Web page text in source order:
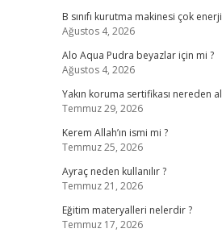
B sınıfı kurutma makinesi çok
Ağustos 4, 2026
Alo Aqua Pudra beyazlar için mi ?
Ağustos 4, 2026
Yakın koruma sertifikası nereden
Temmuz 29, 2026
Kerem Allah’ın ismi mi ?
Temmuz 25, 2026
Ayraç neden kullanılır ?
Temmuz 21, 2026
Eğitim materyalleri nelerdir ?
Temmuz 17, 2026